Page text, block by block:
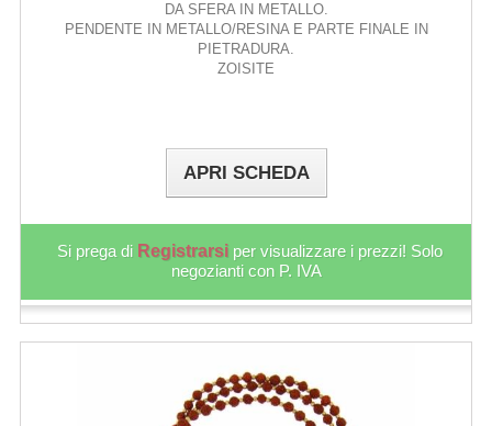
DA SFERA IN METALLO.
PENDENTE IN METALLO/RESINA E PARTE FINALE IN
PIETRADURA.
ZOISITE
APRI SCHEDA
Si prega di Registrarsi per visualizzare i prezzi! Solo
negozianti con P. IVA